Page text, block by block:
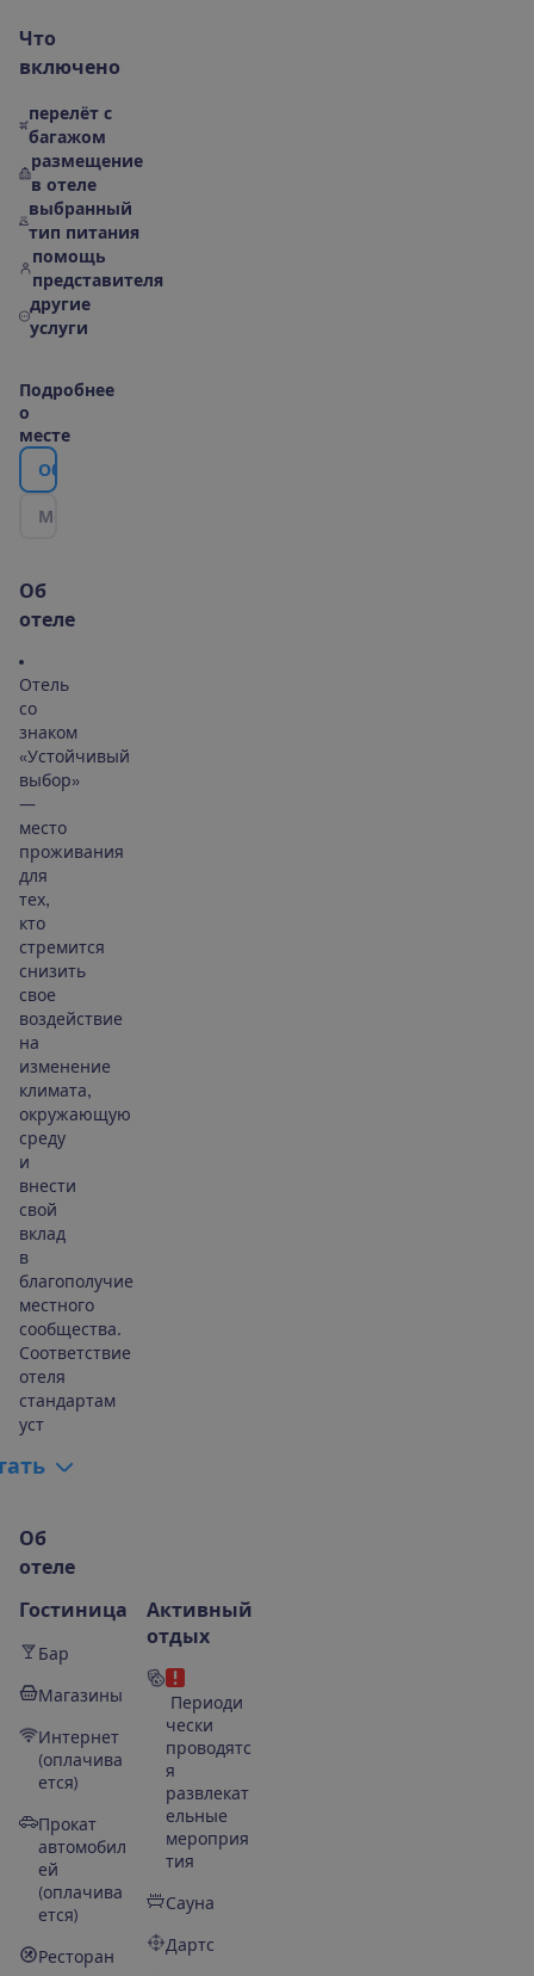
Что
включено
перелёт с
багажом
размещение
в отеле
выбранный
тип питания
помощь
представителя
другие
услуги
Подробнее
о
месте
Об
М
Об
отеле
Отель
со
знаком
«Устойчивый
выбор»
—
место
проживания
для
тех,
кто
стремится
снизить
свое
воздействие
на
изменение
климата,
окружающую
среду
и
внести
свой
вклад
в
благополучие
местного
сообщества.
Соответствие
отеля
стандартам
уст
ать
Об
отеле
Гостиница
Бар
Магазины
Интернет
(оплачива
ется)
Прокат
автомобил
ей
(оплачива
ется)
Ресторан
Активный
отдых
Периоди
чески
проводятс
я
развлекат
ельные
мероприя
тия
Сауна
Дартс